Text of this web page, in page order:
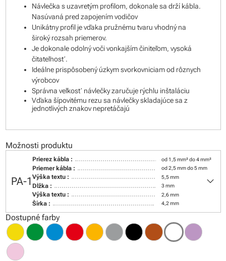
Návlečka s uzavretým profilom, dokonale sa drží kábla.
Nasúvaná pred zapojením vodičov
Unikátny profil je vďaka pružnému tvaru vhodný na
široký rozsah priemerov.
Je dokonale odolný voči vonkajším činiteľom, vysoká
čitateľnosť.
Ideálne prispôsobený úzkym svorkovniciam od rôznych
výrobcov
Správna veľkosť návlečky zaručuje rýchlu inštaláciu
Vďaka šípovitému rezu sa návlečky skladajúce sa z
jednotlivých znakov nepretáčajú
Možnosti produktu
PA-1
Prierez kábla : od 1,5 mm² do 4 mm²
Priemer kábla : od 2,5 mm do 5 mm
Výška textu : 5,5 mm
Dĺžka : 3 mm
Výška textu : 2,6 mm
Šírka : 4,2 mm
keyboard_arrow_down
Dostupné farby